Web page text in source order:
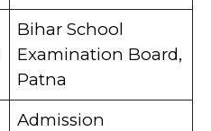
Bihar School
Examination Board,
Patna
Admission